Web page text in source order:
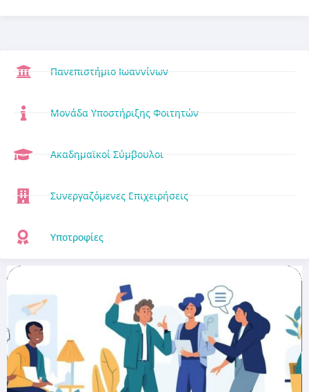
Πανεπιστήμιο Ιωαννίνων
Μονάδα Υποστήριξης Φοιτητών
Ακαδημαϊκοί Σύμβουλοι
Συνεργαζόμενες Επιχειρήσεις
Υποτροφίες